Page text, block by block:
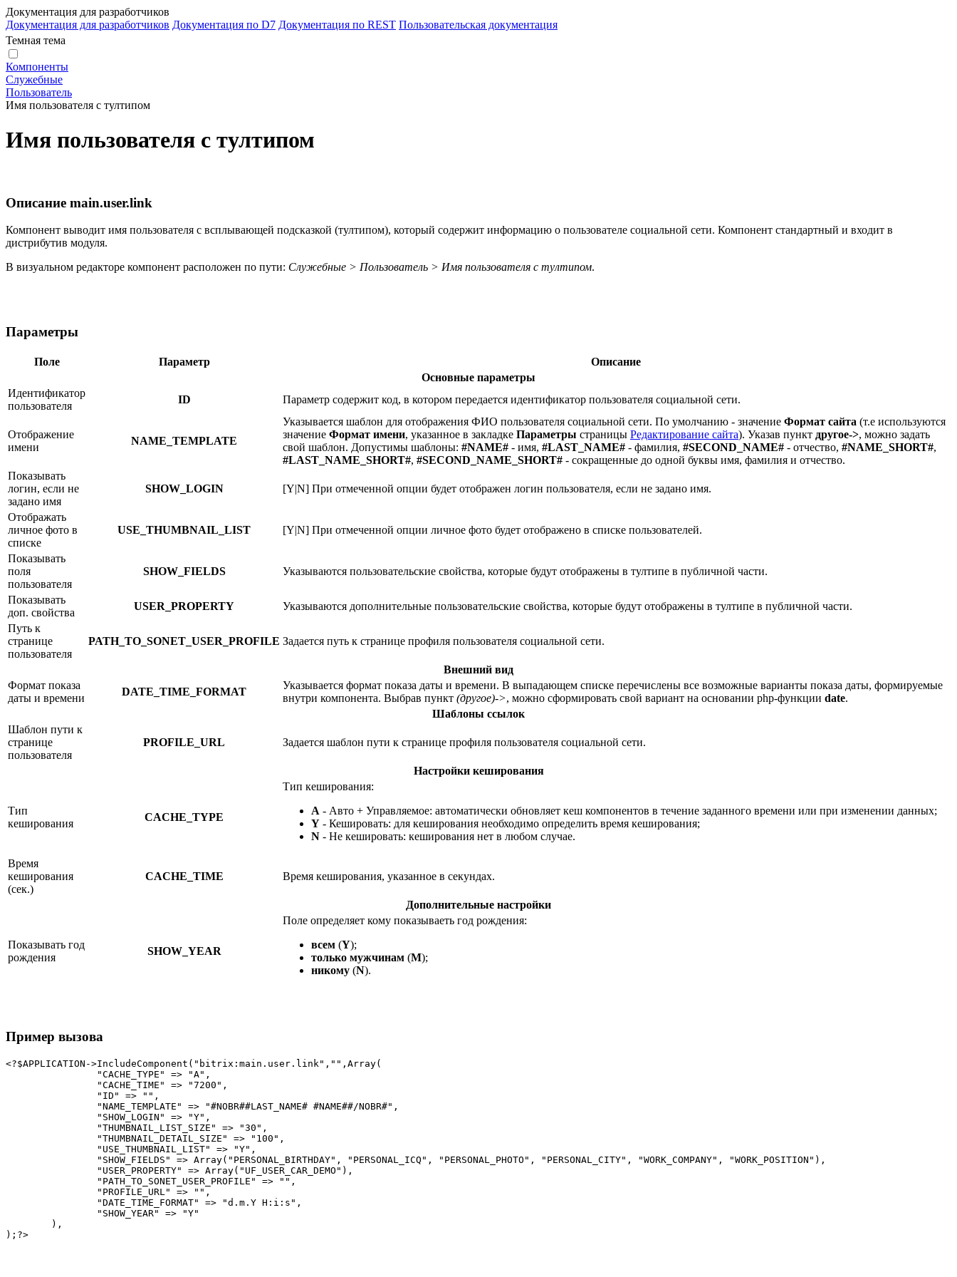
Документация для разработчиков
Документация для разработчиков Документация по D7 Документация по REST Пользовательская документация
Темная тема
Компоненты
Служебные
Пользователь
Имя пользователя с тултипом
Имя пользователя с тултипом
Описание main.user.link
Компонент выводит имя пользователя с всплывающей подсказкой (тултипом), который содержит информацию о пользователе социальной сети. Компонент стандартный и входит в
дистрибутив модуля.
В визуальном редакторе компонент расположен по пути: Служебные > Пользователь > Имя пользователя с тултипом.
Параметры
Поле Параметр
Описание
Основные параметры
Идентификатор
пользователя
ID Параметр содержит код, в котором передается идентификатор пользователя социальной сети.
Отображение
имени
NAME_TEMPLATE
Указывается шаблон для отображения ФИО пользователя социальной сети. По умолчанию - значение Формат сайта (т.е используются
значение Формат имени, указанное в закладке Параметры страницы Редактирование сайта). Указав пункт другое->, можно задать
свой шаблон. Допустимы шаблоны: #NAME# - имя, #LAST_NAME# - фамилия, #SECOND_NAME# - отчество, #NAME_SHORT#,
#LAST_NAME_SHORT#, #SECOND_NAME_SHORT# - сокращенные до одной буквы имя, фамилия и отчество.
Показывать
логин, если не
задано имя
SHOW_LOGIN [Y|N] При отмеченной опции будет отображен логин пользователя, если не задано имя.
Отображать
личное фото в
списке
USE_THUMBNAIL_LIST [Y|N] При отмеченной опции личное фото будет отображено в списке пользователей.
Показывать
поля
пользователя
SHOW_FIELDS Указываются пользовательские свойства, которые будут отображены в тултипе в публичной части.
Показывать
доп. свойства
USER_PROPERTY
Указываются дополнительные пользовательские свойства, которые будут отображены в тултипе в публичной части.
Путь к
странице
пользователя
PATH_TO_SONET_USER_PROFILE Задается путь к странице профиля пользователя социальной сети.
Внешний вид
Формат показа
даты и времени
DATE_TIME_FORMAT
Указывается формат показа даты и времени. В выпадающем списке перечислены все возможные варианты показа даты, формируемые
внутри компонента. Выбрав пункт (другое)->, можно сформировать свой вариант на основании php-функции date.
Шаблоны ссылок
Шаблон пути к
странице
пользователя
PROFILE_URL Задается шаблон пути к странице профиля пользователя социальной сети.
Настройки кеширования
Тип
кеширования
CACHE_TYPE
Тип кеширования:
A - Авто + Управляемое: автоматически обновляет кеш компонентов в течение заданного времени или при изменении данных;
Y - Кешировать: для кеширования необходимо определить время кеширования;
N - Не кешировать: кеширования нет в любом случае.
Время
кеширования
(сек.)
CACHE_TIME Время кеширования, указанное в секундах.
Дополнительные настройки
Показывать год
рождения
SHOW_YEAR
Поле определяет кому показываеть год рождения:
всем (Y);
только мужчинам (M);
никому (N).
Пример вызова
<?$APPLICATION->IncludeComponent("bitrix:main.user.link","",Array(